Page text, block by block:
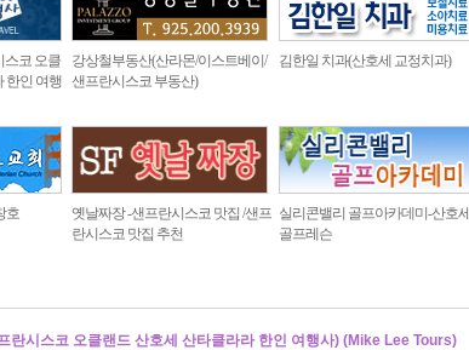
스코 오클
한인 여행
강상철부동산(산라몬/이스트베이/
샌프란시스코 부동산)
김한일 치과(산호세 교정치과)
호
옛날짜장 -샌프란시스코 맛집 /샌프
란시스코 맛집 추천
실리콘밸리 골프아카데미-산호세
골프레슨
란시스코 오클랜드 산호세 산타클라라 한인 여행사) (Mike Lee Tours)